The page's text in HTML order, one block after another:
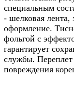
специальным
- шелковая лента,
оформление.
фольгой с
гарантирует
службы. Переплет
повреждения